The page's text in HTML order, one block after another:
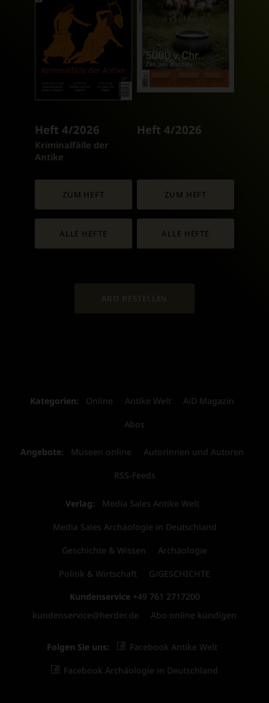
Heft 4/2026
:
Kriminalfälle der
Antike
ZUM HEFT
ALLE HEFTE
Heft 4/2026
ZUM HEFT
ALLE HEFTE
ABO BESTELLEN
Kategorien: Online Antike Welt AiD Magazin
Abos
Angebote: Museen online Autorinnen und Autoren
RSS-Feeds
Verlag: Media Sales Antike Welt
Media Sales Archäologie in Deutschland
Geschichte & Wissen Archäologie
Politik & Wirtschaft G/GESCHICHTE
Kundenservice +49 761 2717200
kundenservice@herder.de
Abo online kündigen
Folgen Sie uns: Facebook Antike Welt
Facebook Archäologie in Deutschland